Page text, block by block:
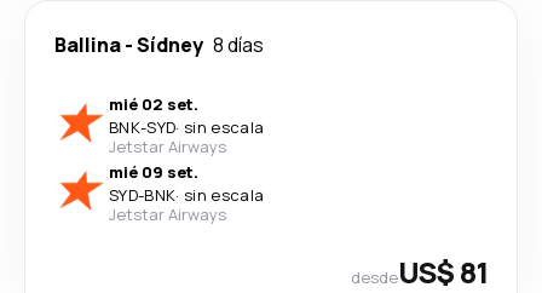
Ballina-Sídney 8 días
mié 02 set.
BNK-SYD· sin escala
Jetstar Airways
mié 09 set.
SYD-BNK· sin escala
Jetstar Airways
desdeUS$ 81